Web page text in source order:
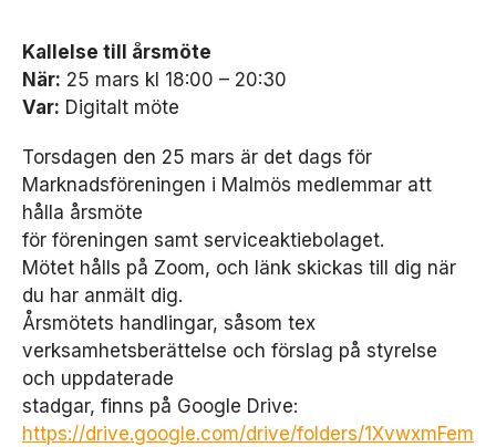
Kallelse till årsmöte
När: 25 mars kl 18:00 – 20:30
Var: Digitalt möte
Torsdagen den 25 mars är det dags för
Marknadsföreningen i Malmös medlemmar att
hålla årsmöte
för föreningen samt serviceaktiebolaget.
Mötet hålls på Zoom, och länk skickas till dig när
du har anmält dig.
Årsmötets handlingar, såsom tex
verksamhetsberättelse och förslag på styrelse
och uppdaterade
stadgar, finns på Google Drive:
https://drive.google.com/drive/folders/1XvwxmFem